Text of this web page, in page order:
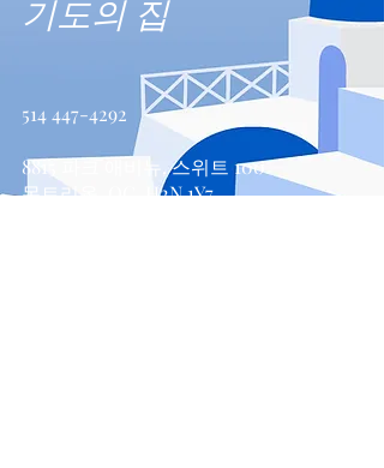
기도의 집
514 447-4292
8815 파크 애비뉴, 스위트 100
몬트리올, QC, H2N 1Y7